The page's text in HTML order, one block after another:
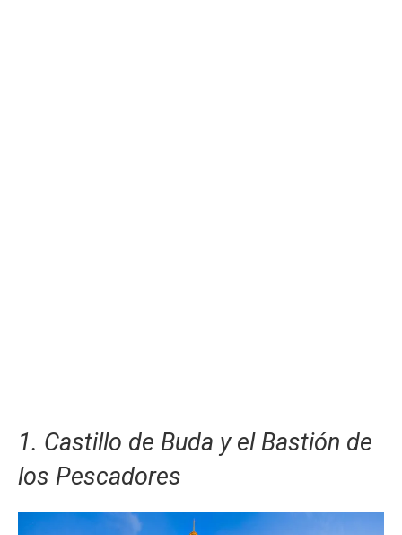
1. Castillo de Buda y el Bastión de
los Pescadores